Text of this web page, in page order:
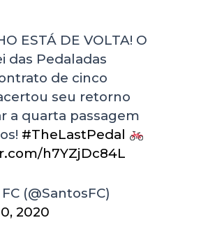
ESTÁ DE VOLTA! O
das Pedaladas
de cinco
seu retorno
a quarta passagem
#TheLastPedal
h7YZjDc84L
(@SantosFC)
2020